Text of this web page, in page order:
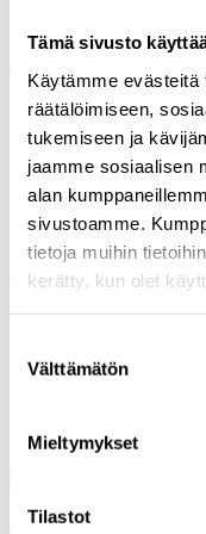
Tämä sivusto
Käytämme
räätälöimiseen,
tukemiseen ja
jaamme sosiaalisen
alan
sivustoamme.
tietoja muihin
kerätty, kun olet
valinta
Välttämätön
Mieltymykset
Tilastot
Tutkijat
Tiina Kautio
Poiminnat
Uutishuone
ratkaiseminen
tuen puutteet
Sähköposti: